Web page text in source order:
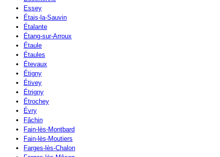
Essey
Étais-la-Sauvin
Étalante
Étang-sur-Arroux
Étaule
Étaules
Étevaux
Étigny
Étivey
Étrigny
Étrochey
Évry
Fâchin
Fain-lès-Montbard
Fain-lès-Moutiers
Farges-lès-Chalon